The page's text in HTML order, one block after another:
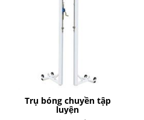
Trụ bóng chuyền tập
luyện